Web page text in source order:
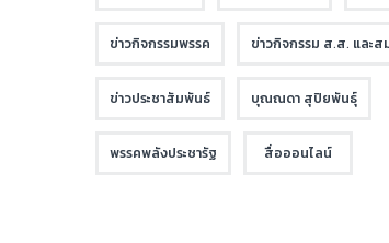
ข่าวกิจกรรมพรรค ข่าวกิจกรรม ส.ส. และส
ข่าวประชาสัมพันธ์ บุณณดา สุปิยพันธุ์
พรรคพลังประชารัฐ สื่อออนไลน์